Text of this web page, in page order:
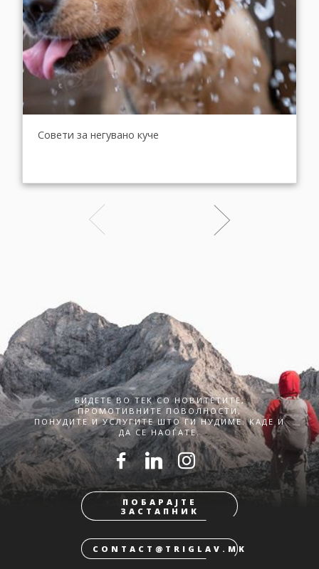
Совети за негувано куче
БИДЕТЕ ВО ТЕК СО НОВИТЕТИТЕ,
ПРОМОТИВНИТЕ ПОВОЛНОСТИ,
ПОНУДИТЕ И УСЛУГИТЕ ШТО ГИ НУДИМЕ. КАДЕ И
ДА СЕ НАОЃАТЕ.
ПОБАРАЈТЕ
ЗАСТАПНИК
CONTACT@TRIGLAV.MK